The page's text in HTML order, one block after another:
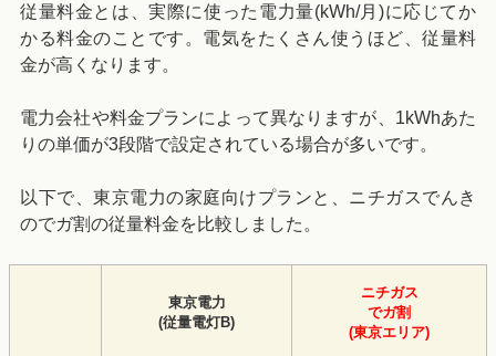
従量料金とは、実際に使った電力量(kWh/月)に応じてか
かる料金のことです。電気をたくさん使うほど、従量料
金が高くなります。
電力会社や料金プランによって異なりますが、1kWhあた
りの単価が3段階で設定されている場合が多いです。
以下で、東京電力の家庭向けプランと、ニチガスでんき
のでガ割の従量料金を比較しました。
東京電力
(従量電灯B)
ニチガス
でガ割
(東京エリア)